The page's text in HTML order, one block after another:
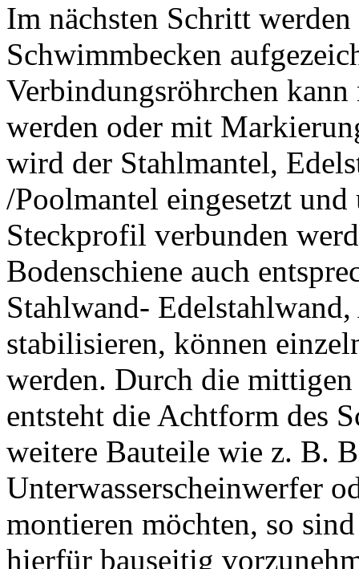
Im nächsten Schritt
Schwimmbecken
Verbindungsröhrchen
werden oder mit
wird der Stahlmantel,
/Poolmantel eingesetzt
Steckprofil verbunden
Bodenschiene auch
Stahlwand-
stabilisieren, können
werden. Durch die
entsteht die Achtform des
weitere Bauteile wie z. B.
Unterwasserscheinwerfer
montieren möchten, so
hierfür bauseitig